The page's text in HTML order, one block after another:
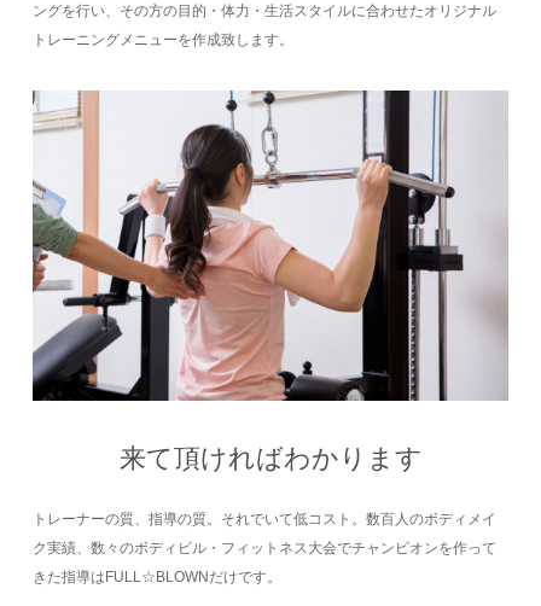
ングを行い、その方の目的・体力・生活スタイルに合わせたオリジナル
トレーニングメニューを作成致します。
来て頂ければわかります
トレーナーの質、指導の質。それでいて低コスト。数百人のボディメイ
ク実績、数々のボディビル・フィットネス大会でチャンピオンを作って
きた指導はFULL☆BLOWNだけです。